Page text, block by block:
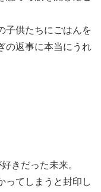
子供たちにごはんを
の返事に本当にうれ
きだった未来。
ってしまうと封印し